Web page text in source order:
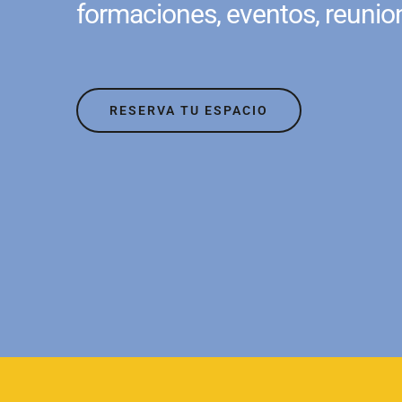
formaciones, eventos,
RESERVA TU ESPACIO